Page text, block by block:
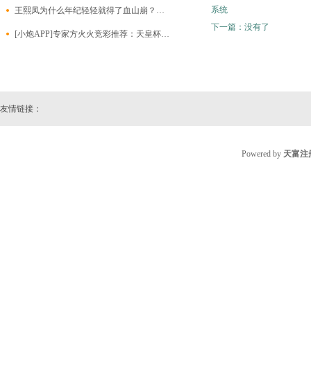
王熙凤为什么年纪轻轻就得了血山崩？背后的难言之隐，她没脸说
[小炮APP]专家方火火竞彩推荐：天皇杯3串1
系统
下一篇：没有了
友情链接：
Powered by 天富注